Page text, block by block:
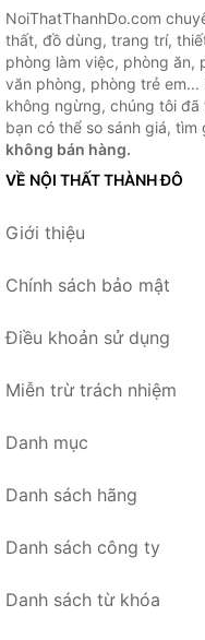
NoiThatThanhDo.com
thất, đồ dùng, trang trí,
phòng làm việc, phòng ăn,
văn phòng, phòng trẻ
không ngừng, chúng tôi
bạn có thể so sánh giá,
không bán hàng.
VỀ NỘI THẤT THÀNH ĐÔ
Giới thiệu
Chính sách bảo mật
Điều khoản sử dụng
Miễn trừ trách nhiệm
Danh mục
Danh sách hãng
Danh sách công ty
Danh sách từ khóa